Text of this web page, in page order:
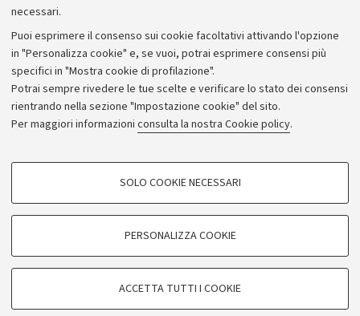
necessari.
Puoi esprimere il consenso sui cookie facoltativi attivando l'opzione
in "Personalizza cookie" e, se vuoi, potrai esprimere consensi più
specifici in "Mostra cookie di profilazione".
Potrai sempre rivedere le tue scelte e verificare lo stato dei consensi
rientrando nella sezione "Impostazione cookie" del sito.
Per maggiori informazioni consulta la nostra Cookie policy.
COOKIE DI PROFILAZIONE - FACOLTATIVI
COOKIE TECNICI - NECESSARI
SOLO COOKIE NECESSARI
PERSONALIZZA COOKIE
ACCETTA TUTTI I COOKIE
Bandi, gare e concorsi
Albo online
Amministrazione trasparente
Atti di notifica
Informazioni sul sito e accessibilità
Dichiarazione di accessibilità
Privacy e note legali
Impostazioni Cookie
©Copyright 2026 - ALMA MATER STUDIORUM - Università di
Bologna - Via Zamboni,33 - 40126Bologna - PI:
- CF:80007010376